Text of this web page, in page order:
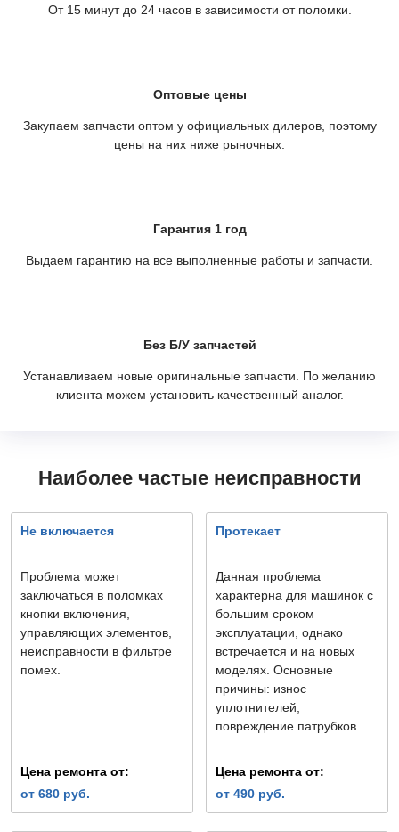
От 15 минут до 24 часов в зависимости от поломки.
Оптовые цены
Закупаем запчасти оптом у официальных дилеров, поэтому
цены на них ниже рыночных.
Гарантия 1 год
Выдаем гарантию на все выполненные работы и запчасти.
Без Б/У запчастей
Устанавливаем новые оригинальные запчасти. По желанию
клиента можем установить качественный аналог.
Наиболее частые неисправности
Не включается
Проблема может
заключаться в поломках
кнопки включения,
управляющих элементов,
неисправности в фильтре
помех.
Цена ремонта от:
от 680 руб.
Протекает
Данная проблема
характерна для машинок с
большим сроком
эксплуатации, однако
встречается и на новых
моделях. Основные
причины: износ
уплотнителей,
повреждение патрубков.
Цена ремонта от:
от 490 руб.